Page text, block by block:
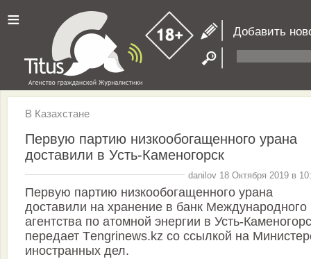
≡ Добавить
В Казахстане
Первую партию низкообогащенного урана
доставили в Усть-Каменогорск
danilov 18 Октября 2019 в
Первую партию низкообогащенного урана
доставили на хранение в банк Международного
агентства по атомной энергии в Усть-
передает Тengrinews.kz со ссылкой на
иностранных дел.